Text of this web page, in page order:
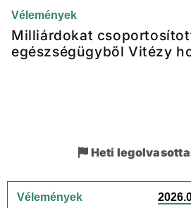
Vélemények
Milliárdokat
egészségügyből Vitézy
Heti
Vélemények